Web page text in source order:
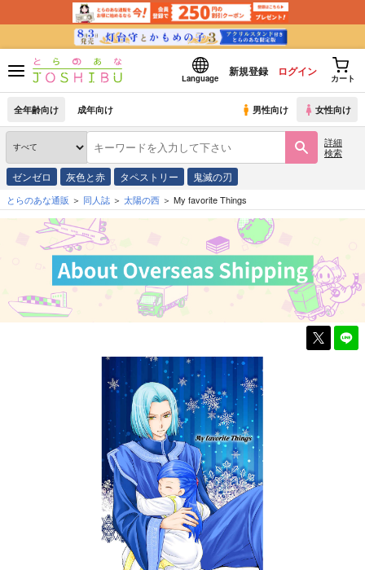
Language
新規登録 ログイン
カート
全年齢向け 成年向け 男性向け 女性向け
詳細
検索
ゼンゼロ 灰色と赤 タペストリー 鬼滅の刃
とらのあな通販 同人誌 太陽の西 My favorite Things